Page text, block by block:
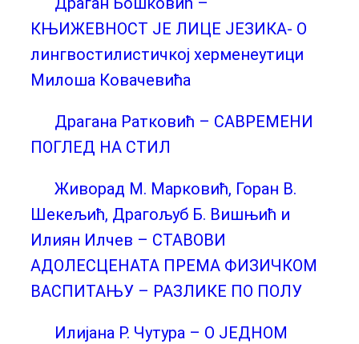
КЊИЖЕВНОСТ ЈЕ ЛИЦЕ ЈЕЗИКА- О
лингвостилистичкој херменеутици
Милоша Ковачевића
Драгана Ратковић – САВРЕМЕНИ
ПОГЛЕД НА СТИЛ
Живорад М. Марковић, Горан B.
Шекељић, Драгољуб Б. Вишњић и
Илиян Илчев – СТАВОВИ
АДОЛЕСЦЕНАТА ПРЕМА ФИЗИЧКОМ
ВАСПИТАЊУ – РАЗЛИКЕ ПО ПОЛУ
Илијана Р. Чутура – О ЈЕДНОМ